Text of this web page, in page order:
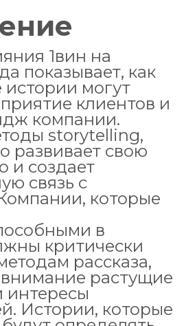
1вин на
показывает, как
могут
клиентов и
компании.
storytelling,
развивает свою
и создает
связь с
которые
в
критически
рассказа,
растущие
интересы
Истории, которые